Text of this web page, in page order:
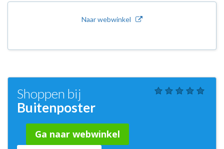
Naar webwinkel
Shoppen bij
Buitenposter
Ga naar webwinkel